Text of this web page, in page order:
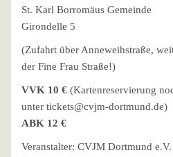
St. Karl Borromäus Gemeinde
Girondelle 5
(Zufahrt über Anneweihstraße,
der Fine Frau Straße!)
VVK 10 € (Kartenreservierung
unter tickets@cvjm-dortmund.de)
ABK 12 €
Veranstalter: CVJM Dortmund